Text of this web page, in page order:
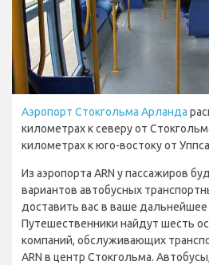
Аэропорт Стокгольма Арланда
километрах к северу от
километрах к юго-востоку от
Из аэропорта ARN у пассажиров
вариантов автобусных
доставить вас в ваше дальнейшее
Путешественники найдут шесть
компаний, обслуживающих
ARN в центр Стокгольма.